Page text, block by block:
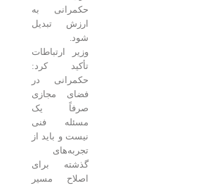
حکمرانی به
ارزش تبدیل
وزیر ارتباطات
تأکید کرد:
حکمرانی در
فضای مجازی
صرفاً یک
مسئله فنی
نیست و باید از
تجربه‌های
گذشته برای
اصلاح مسیر